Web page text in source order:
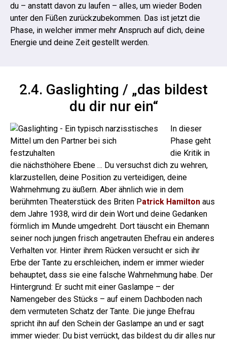
du – anstatt davon zu laufen – alles, um wieder Boden
unter den Füßen zurückzubekommen. Das ist jetzt die
Phase, in welcher immer mehr Anspruch auf dich, deine
Energie und deine Zeit gestellt werden.
2.4. Gaslighting / „das bildest
du dir nur ein“
In dieser
Phase geht
die Kritik in
die nächsthöhere Ebene … Du versuchst dich zu wehren,
klarzustellen, deine Position zu verteidigen, deine
Wahrnehmung zu äußern. Aber ähnlich wie in dem
berühmten Theaterstück des Briten Patrick Hamilton aus
dem Jahre 1938, wird dir dein Wort und deine Gedanken
förmlich im Munde umgedreht. Dort täuscht ein Ehemann
seiner noch jungen frisch angetrauten Ehefrau ein anderes
Verhalten vor. Hinter ihrem Rücken versucht er sich ihr
Erbe der Tante zu erschleichen, indem er immer wieder
behauptet, dass sie eine falsche Wahrnehmung habe. Der
Hintergrund: Er sucht mit einer Gaslampe – der
Namengeber des Stücks – auf einem Dachboden nach
dem vermuteten Schatz der Tante. Die junge Ehefrau
spricht ihn auf den Schein der Gaslampe an und er sagt
immer wieder: Du bist verrückt, das bildest du dir alles nur